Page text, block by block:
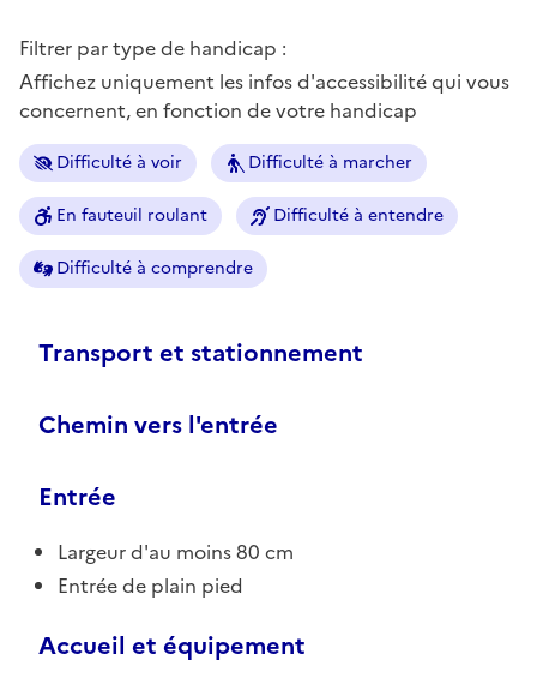
Filtrer par type de handicap :
Affichez uniquement les infos d'accessibilité qui vous
concernent, en fonction de votre handicap
Difficulté à voir Difficulté à marcher
En fauteuil roulant Difficulté à entendre
Difficulté à comprendre
Transport et stationnement
Chemin vers l'entrée
Entrée
Largeur d'au moins 80 cm
Entrée de plain pied
Accueil et équipement